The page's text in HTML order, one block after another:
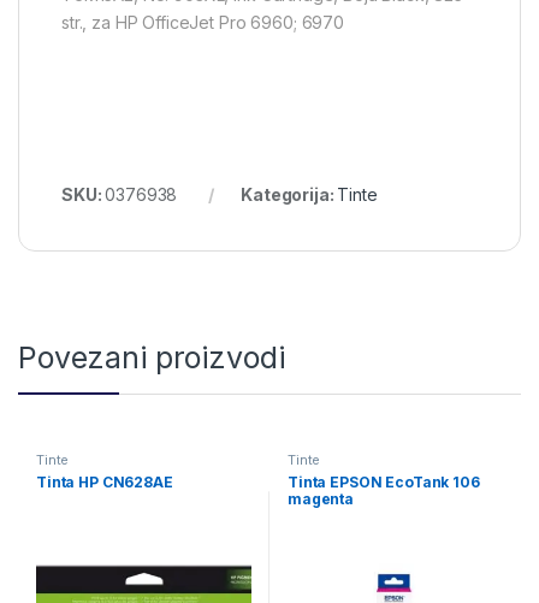
str., za HP OfficeJet Pro 6960; 6970
SKU:0376938 Kategorija: Tinte
Povezani proizvodi
Tinte
Tinta HP CN628AE
Tinte
Tinta EPSON EcoTank 106
magenta